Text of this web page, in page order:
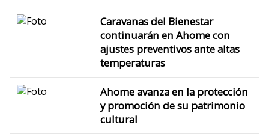
Caravanas del Bienestar
continuarán en Ahome con
ajustes preventivos ante altas
temperaturas
Ahome avanza en la protección
y promoción de su patrimonio
cultural